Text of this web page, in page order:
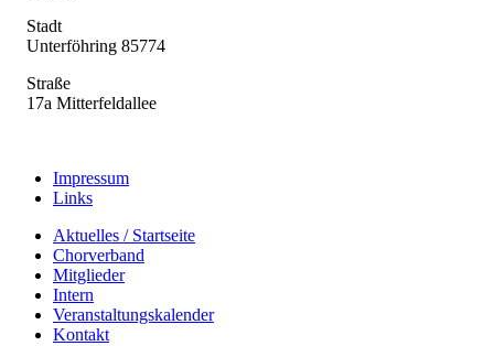
Stadt
Unterföhring 85774
Straße
17a Mitterfeldallee
Impressum
Links
Aktuelles / Startseite
Chorverband
Mitglieder
Intern
Veranstaltungskalender
Kontakt